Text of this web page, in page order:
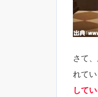
さて
れて
して